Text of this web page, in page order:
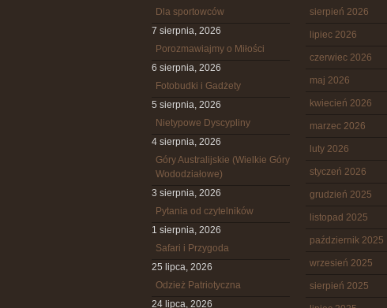
Dla sportowców
7 sierpnia, 2026
Porozmawiajmy o Miłości
6 sierpnia, 2026
Fotobudki i Gadżety
5 sierpnia, 2026
Nietypowe Dyscypliny
4 sierpnia, 2026
Góry Australijskie (Wielkie Góry
Wododziałowe)
3 sierpnia, 2026
Pytania od czytelników
1 sierpnia, 2026
Safari i Przygoda
25 lipca, 2026
Odzież Patriotyczna
24 lipca, 2026
sierpień 2026
lipiec 2026
czerwiec 2026
maj 2026
kwiecień 2026
marzec 2026
luty 2026
styczeń 2026
grudzień 2025
listopad 2025
październik 2025
wrzesień 2025
sierpień 2025